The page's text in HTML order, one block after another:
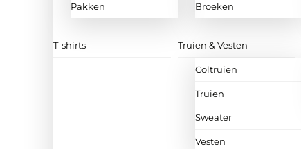
Pakken Broeken
T-shirts Truien & Vesten
Coltruien
Truien
Sweater
Vesten